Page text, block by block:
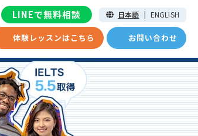
体験レッスンはこちら お問い合わせ
LINEで無料相談 日本語 | ENGLISH